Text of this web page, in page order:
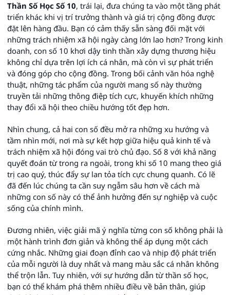
Thần Số Học Số 10, trái lại, đưa chúng ta vào một tầng phát
triển khác khi vị trí trưởng thành và giá trị cộng đồng được
đặt lên hàng đầu. Bạn có cảm thấy sẵn sàng đối mặt với
những trách nhiệm xã hội ngày càng lớn lao hơn? Trong kinh
doanh, con số 10 khơi dậy tinh thần xây dựng thương hiệu
không chỉ dựa trên lợi ích cá nhân, mà còn vì sự phát triển
và đóng góp cho cộng đồng. Trong bối cảnh văn hóa nghệ
thuật, những tác phẩm của người mang số này thường
truyền tải những thông điệp tích cực, khuyến khích những
thay đổi xã hội theo chiều hướng tốt đẹp hơn.
Nhìn chung, cả hai con số đều mở ra những xu hướng và
tầm nhìn mới, nơi mà sự kết hợp giữa hiệu quả kinh tế và
trách nhiệm xã hội đóng vai trò chủ đạo. Số 8 với khả năng
quyết đoán từ trong ra ngoài, trong khi số 10 mang theo giá
trị cao quý, thúc đẩy sự lan tỏa tích cực chung quanh. Có lẽ
đã đến lúc chúng ta cần suy ngẫm sâu hơn về cách mà
những con số này có thể ảnh hưởng đến sự nghiệp và cuộc
sống của chính mình.
Đương nhiên, việc giải mã ý nghĩa từng con số không phải là
một hành trình đơn giản và không thể áp dụng một cách
cứng nhắc. Những giai đoạn đỉnh cao và nhịp độ phát triển
của mỗi người là duy nhất và mang màu sắc cá nhân không
thể trộn lẫn. Tuy nhiên, với sự hướng dẫn từ thần số học,
bạn có thể khám phá thêm nhiều điều về bản thân, giúp